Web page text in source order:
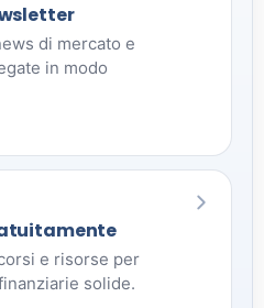
di mercato e
in modo
e risorse per
solide.